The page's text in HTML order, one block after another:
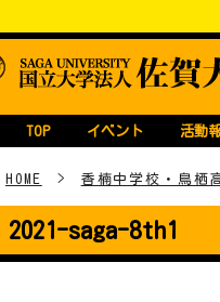
・育成型
法人 佐賀大学
TOP イベント 活動
HOME > 香楠中学校・鳥栖
2021-saga-8th1